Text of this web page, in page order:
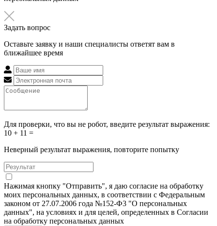
Задать вопрос
Оставьте заявку и наши специалисты ответят вам в
ближайшее время
Для проверки, что вы не робот, введите результат выражения:
10 + 11 =
Неверный результат выражения, повторите попытку
Нажимая кнопку "Отправить", я даю согласие на обработку
моих персональных данных, в соответствии с Федеральным
законом от 27.07.2006 года №152-Ф3 "О персональных
данных", на условиях и для целей, определенных в Согласии
на обработку персональных данных